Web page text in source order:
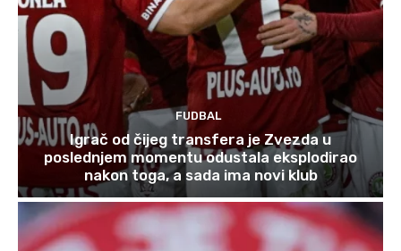
FUDBAL
Igrač od čijeg transfera je Zvezda u
poslednjem momentu odustala eksplodirao
nakon toga, a sada ima novi klub